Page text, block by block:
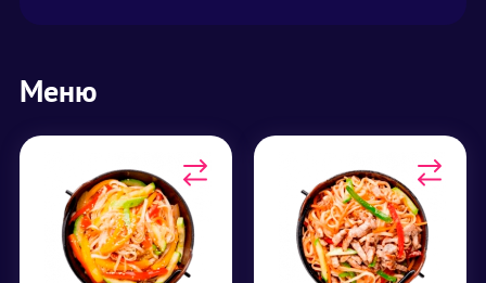
Меню
Вок с овощами
200
г
Рисовая лапша,
Вок с говядиной
400
₽